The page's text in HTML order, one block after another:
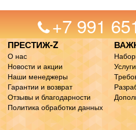
+7 991
ПРЕСТИЖ-Z
О нас
Новости и акции
Наши менеджеры
Гарантии и возврат
Отзывы и благодарности
Политика обработки данных